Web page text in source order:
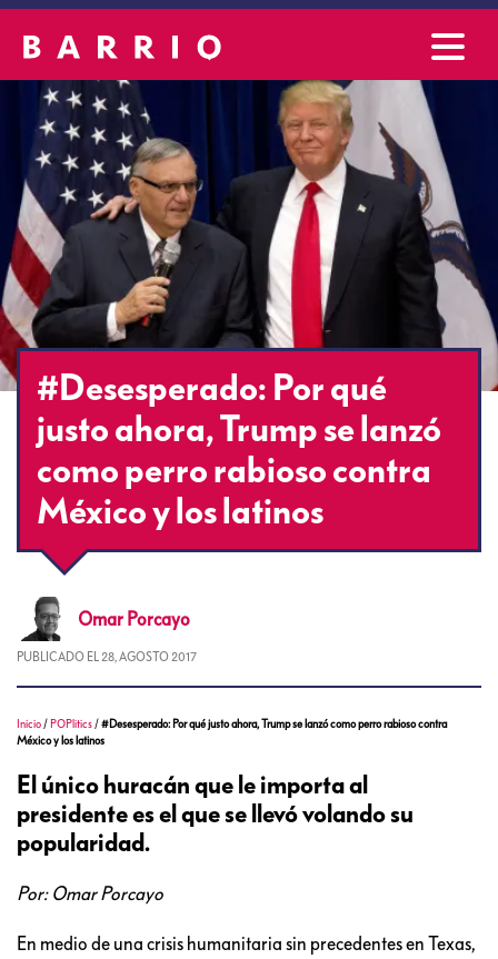
#Desesperado: Por qué
justo ahora, Trump se lanzó
como perro rabioso contra
México y los latinos
Omar Porcayo
PUBLICADO EL 28, AGOSTO 2017
Inicio / POPlitics /#Desesperado: Por qué justo ahora, Trump se lanzó como perro rabioso contra
México y los latinos
El único huracán que le importa al
presidente es el que se llevó volando su
popularidad.
Por: Omar Porcayo
En medio de una crisis humanitaria sin precedentes en Texas,